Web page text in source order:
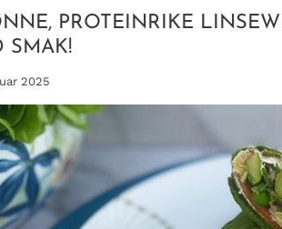
PROTEINRIKE
SMAK!
2025